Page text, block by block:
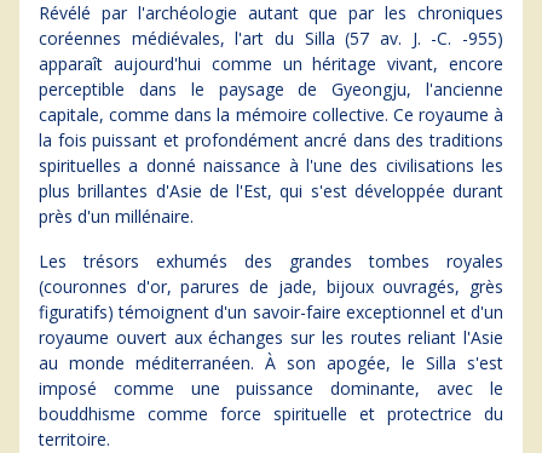
Révélé par l'archéologie autant que par les chroniques
coréennes médiévales, l'art du Silla (57 av. J. -C. -955)
apparaît aujourd'hui comme un héritage vivant, encore
perceptible dans le paysage de Gyeongju, l'ancienne
capitale, comme dans la mémoire collective. Ce royaume à
la fois puissant et profondément ancré dans des traditions
spirituelles a donné naissance à l'une des civilisations les
plus brillantes d'Asie de l'Est, qui s'est développée durant
près d'un millénaire.
Les trésors exhumés des grandes tombes royales
(couronnes d'or, parures de jade, bijoux ouvragés, grès
figuratifs) témoignent d'un savoir-faire exceptionnel et d'un
royaume ouvert aux échanges sur les routes reliant l'Asie
au monde méditerranéen. À son apogée, le Silla s'est
imposé comme une puissance dominante, avec le
bouddhisme comme force spirituelle et protectrice du
territoire.